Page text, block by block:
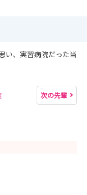
い、実習病院だった当
次の先輩